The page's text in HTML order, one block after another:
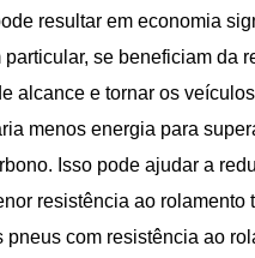
resultar em economia
se beneficiam
alcance e tornar os
menos energia para
Isso pode ajudar a
resistência ao
com resistência ao